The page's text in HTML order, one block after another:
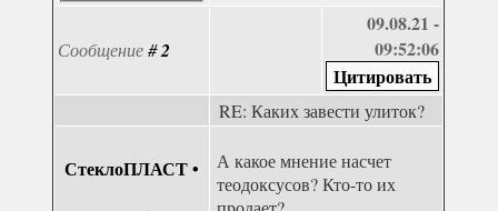
Сообщение#2
09.08.21 -
09:52:06
RE: Каких завести улиток?
СтеклоПЛАСТ•
А какое мнение насчет
теодоксусов? Кто-то их